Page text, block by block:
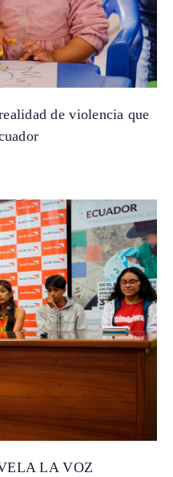
de violencia que
LA VOZ